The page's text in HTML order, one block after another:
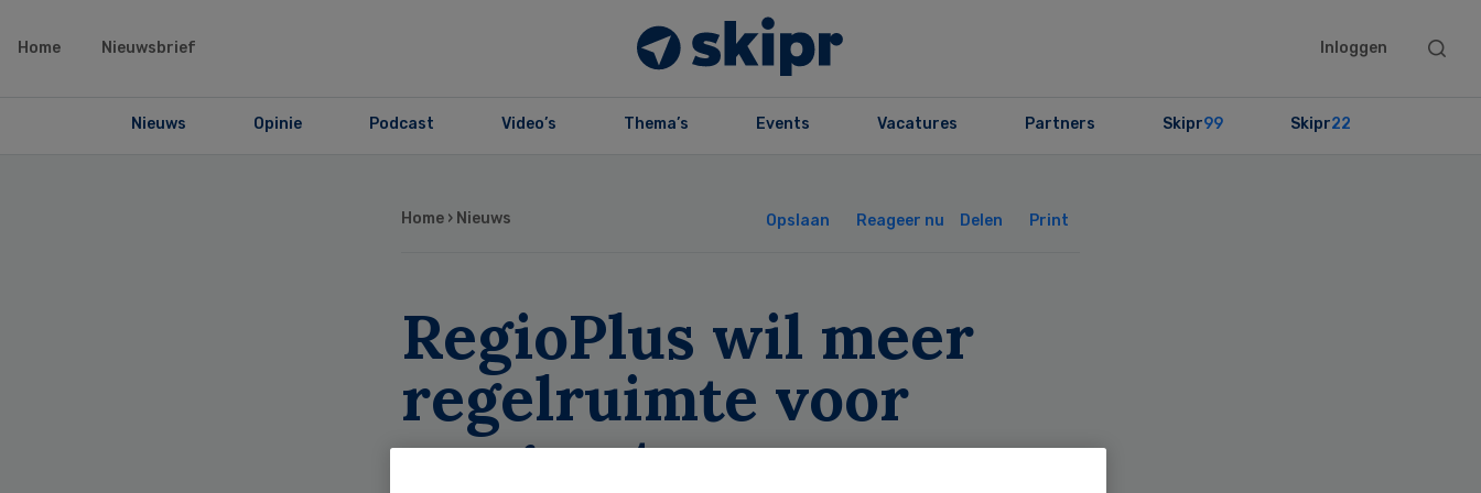
Home Nieuwsbrief Inloggen
Search
Nieuws Opinie Podcast Video’s Thema’s Events Vacatures Partners Skipr99 Skipr22
Home › Nieuws Opslaan Reageer nu Delen Print
RegioPlus wil meer
regelruimte voor
zorgsector